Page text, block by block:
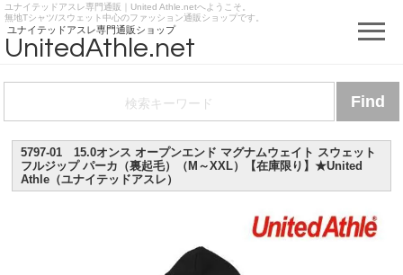
https://www.unitedathle.net
ユナイテッドアスレ専門通販｜United Athle.netへようこそ。
無地Tシャツ/スウェット中心のファッション通販ショップです。
ユナイテッドアスレ専門通販ショップ
UnitedAthle.net
5797-01 15.0オンス オープンエンド マグナムウェイト スウェット
フルジップ パーカ（裏起毛）（M～XXL）【在庫限り】★United
Athle（ユナイテッドアスレ）